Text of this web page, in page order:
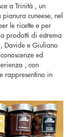
a Trinità , un
cuneese, nel
le ricette e per
prodotti di estrema
Davide e Giuliano
ed
, con
rappresentino in